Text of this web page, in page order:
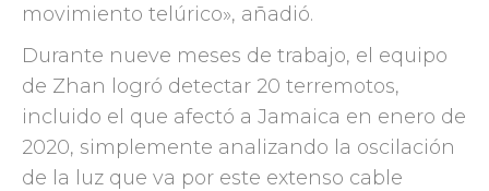
movimiento telúrico», añadió.
Durante nueve meses de trabajo, el equipo
de Zhan logró detectar 20 terremotos,
incluido el que afectó a Jamaica en enero de
2020, simplemente analizando la oscilación
de la luz que va por este extenso cable